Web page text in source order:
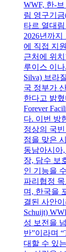
WWF, 한-
림 영구기금
타르 열대
2026년까
에 직접 지
근처에 위
루이스 이
Silva) 브라
국 정부가
한다고 밝혔
Forever
다. 이번 방
정상의 국
점을 맞은
동남아시아
장, 담수 보
인 기능을
파리협정
며, 한국을
결된 사안
Schuijt)
성 보전을
반”이라며
대할 수 있